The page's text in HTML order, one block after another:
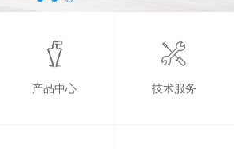
产品中心 技术服务